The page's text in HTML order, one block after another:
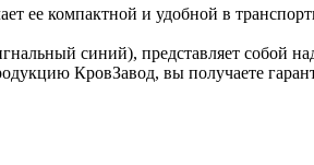
ее компактной и удобной в
синий), представляет собой
КровЗавод, вы получаете